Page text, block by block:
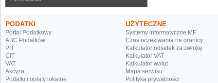
PODATKI
Portal Podatkowy
ABC Podatków
PIT
CIT
VAT
Akcyza
Podatki i opłaty lokalne
UŻYTECZNE
Systemy informatyczne MF
Czas oczekiwania na granicy
Kalkulator odsetek za zwłokę
Kalkulator VAT
Kalkulator walut
Mapa serwisu
Polityka prywatności